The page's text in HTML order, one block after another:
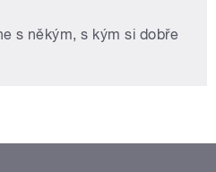
s někým, s kým si dobře